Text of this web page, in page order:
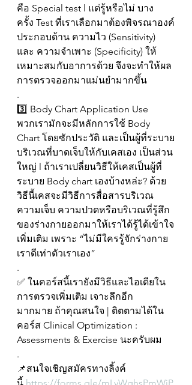
คือ Special test l แต่รู้หรือไม่ บาง
ครั้ง Test ที่เราเลือกมาต้องพิจรณาองค์
ประกอบด้าน ความไว (Sensitivity)
และ ความจำเพาะ (Specificity) ให้
เหมาะสมกับอาการด้วย จึงจะทำให้ผล
การตรวจออกมาแม่นยำมากขึ้น
.
3️⃣ Body Chart Application Use
พวกเรามักจะมีหลักการใช้ Body
Chart โดยซักประวัติ และเป็นผู้ที่ระบาย
บริเวณที่บาดเจ็บให้กับเคสเอง เป็นส่วน
ใหญ่ l ถ้าเราเปลี่ยนวิธีให้เคสเป็นผู้ที่
ระบาย Body chart เองบ้างหล่ะ? ด้วย
วิธีนี้เคสจะมีวิธีการสื่อสารบริเวณ
ความเจ็บ ความปวดหรือบริเวณที่รู้สึก
ของร่างกายออกมาให้เราได้รู้ได้เข้าใจ
เพิ่มเติม เพราะ “ไม่มีใครรู้จักร่างกาย
เราดีเท่าตัวเราเอง”
.
✅ ในคอร์สนี้เรายังมีวิธีและไอเดียใน
การตรวจเพิ่มเติม เจาะลึกอีก
มากมาย ถ้าคุณสนใจ | ติตตามได้ใน
คอร์ส Clinical Optimization :
Assessments & Exercise นะครับผม
.
📌สนใจเชิญสมัครทางลิ้งค์